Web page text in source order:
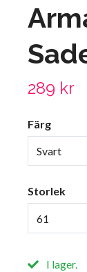
289 kr
Färg
Svart
Storlek
61
I lager.